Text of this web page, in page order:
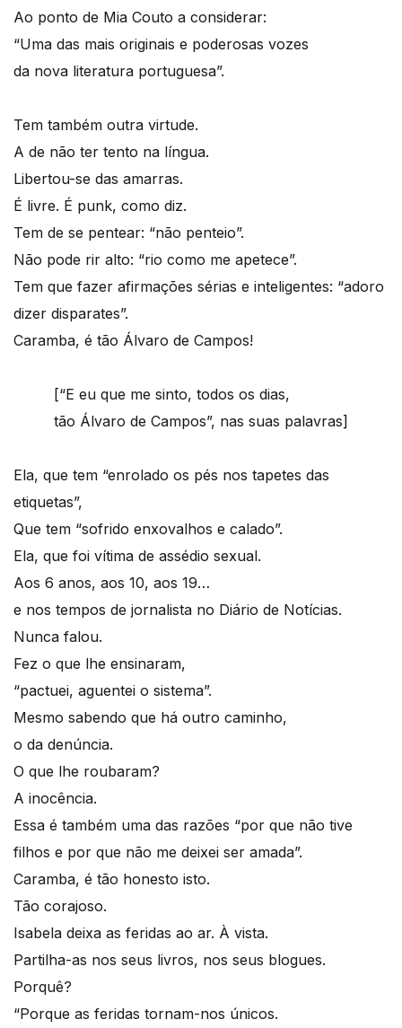
Ao ponto de Mia Couto a considerar:
“Uma das mais originais e poderosas vozes
da nova literatura portuguesa”.
Tem também outra virtude.
A de não ter tento na língua.
Libertou-se das amarras.
É livre. É punk, como diz.
Tem de se pentear: “não penteio”.
Não pode rir alto: “rio como me apetece”.
Tem que fazer afirmações sérias e inteligentes: “adoro
dizer disparates”.
Caramba, é tão Álvaro de Campos!
‎‎‎‎‏‏‎ ‎‏‏‎ ‎‏‏‎ ‎‏‏‎ ‎‏‏‎ ‎‏‏‎ ‎‏‏‎ ‎‏‏‎ ‎‏‏‎ ‎[“E eu que me sinto, todos os dias,
‎‎‎‎‏‏‎ ‎‏‏‎ ‎‏‏‎ ‎‏‏‎ ‎‏‏‎ ‎‏‏‎ ‎‏‏‎ ‎‏‏‎ ‎‏‏‎ ‎tão Álvaro de Campos”, nas suas palavras]
Ela, que tem “enrolado os pés nos tapetes das
etiquetas”,
Que tem “sofrido enxovalhos e calado”.
Ela, que foi vítima de assédio sexual.
Aos 6 anos, aos 10, aos 19…
e nos tempos de jornalista no Diário de Notícias.
Nunca falou.
Fez o que lhe ensinaram,
“pactuei, aguentei o sistema”.
Mesmo sabendo que há outro caminho,
o da denúncia.
O que lhe roubaram?
A inocência.
Essa é também uma das razões “por que não tive
filhos e por que não me deixei ser amada”.
Caramba, é tão honesto isto.
Tão corajoso.
Isabela deixa as feridas ao ar. À vista.
Partilha-as nos seus livros, nos seus blogues.
Porquê?
“Porque as feridas tornam-nos únicos.